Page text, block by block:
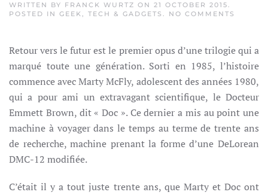
WRITTEN BY FRANCK WURTZ ON 21 OCTOBER 2015.
POSTED IN GEEK, TECH & GADGETS . NO COMMENTS
FUTUR
Retour vers le futur est le premier opus d’une trilogie qui a
marqué toute une génération. Sorti en 1985, l’histoire
commence avec Marty McFly, adolescent des années 1980,
qui a pour ami un extravagant scientifique, le Docteur
Emmett Brown, dit « Doc ». Ce dernier a mis au point une
machine à voyager dans le temps au terme de trente ans
de recherche, machine prenant la forme d’une DeLorean
DMC-12 modifiée.
C’était il y a tout juste trente ans, que Marty et Doc ont